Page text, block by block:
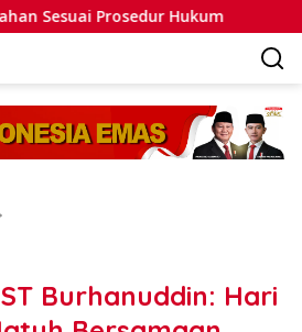
Hukum AMPP
Burhanuddin: Hari